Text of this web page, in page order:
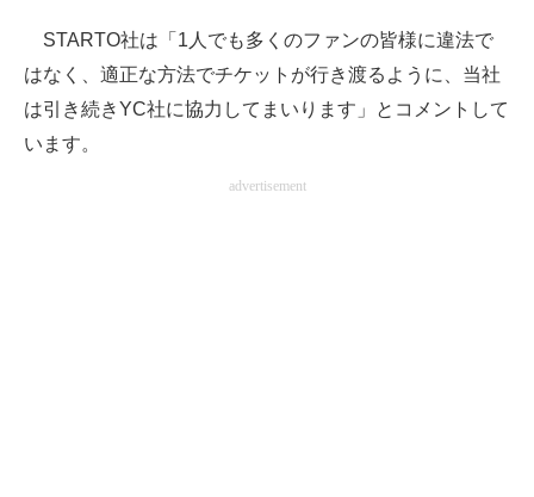
STARTO社は「1人でも多くのファンの皆様に違法で
はなく、適正な方法でチケットが行き渡るように、当社
は引き続きYC社に協力してまいります」とコメントして
います。
advertisement